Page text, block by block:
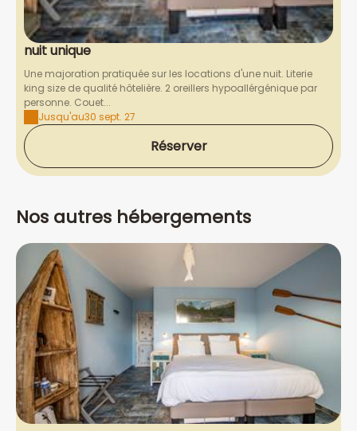
nuit unique
Une majoration pratiquée sur les locations d'une nuit. Literie
king size de qualité hôtelière. 2 oreillers hypoallérgénique par
personne. Couet...
Jusqu'au30 sept. 27
Réserver
Nos autres hébergements